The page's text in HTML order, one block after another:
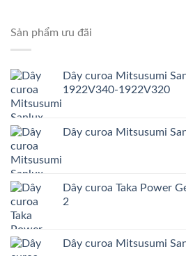
Sản phẩm ưu đãi
Dây curoa Mitsusumi
1922V340-1922V320
Dây curoa Mitsusumi
Dây curoa Taka Power
2
Dây curoa Mitsusumi